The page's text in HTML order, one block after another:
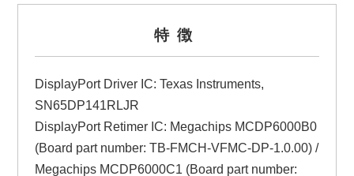
特徴
DisplayPort Driver IC: Texas Instruments,
SN65DP141RLJR
DisplayPort Retimer IC: Megachips MCDP6000B0
(Board part number: TB-FMCH-VFMC-DP-1.0.00) /
Megachips MCDP6000C1 (Board part number: